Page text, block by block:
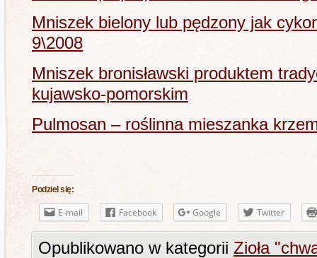
Mniszek bielony lub pędzony jak
9\2008
Mniszek bronisławski produktem
kujawsko-pomorskim
Pulmosan – roślinna mieszanka
Podziel się:
E-mail Facebook Google Twitter
Opublikowano w kategorii Zioła